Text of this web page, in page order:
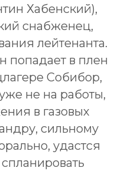
Хабенский),
снабженец,
лейтенанта.
попадает в плен
Собибор,
не на работы,
в газовых
сильному
удастся